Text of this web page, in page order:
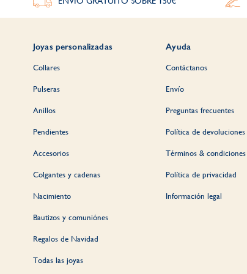
Joyas personalizadas
Collares
Pulseras
Anillos
Pendientes
Accesorios
Colgantes y cadenas
Nacimiento
Bautizos y comuniónes
Regalos de Navidad
Todas las joyas
Ayuda
Contáctanos
Envío
Preguntas frecuentes
Política de devoluciones
Términos & condiciones
Política de privacidad
Información legal